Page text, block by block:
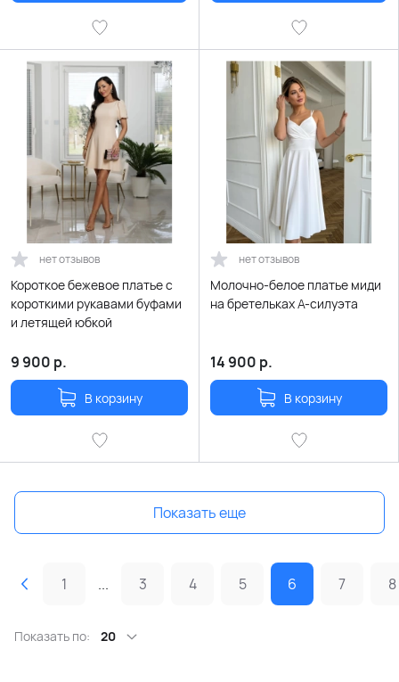
нет отзывов
Короткое бежевое платье с
короткими рукавами буфами
и летящей юбкой
9 900 р.
В корзину
нет отзывов
Молочно-белое платье миди
на бретельках А-силуэта
14 900 р.
В корзину
Показать еще
1 ... 3 4 5 6 7 8
Показать по: 20